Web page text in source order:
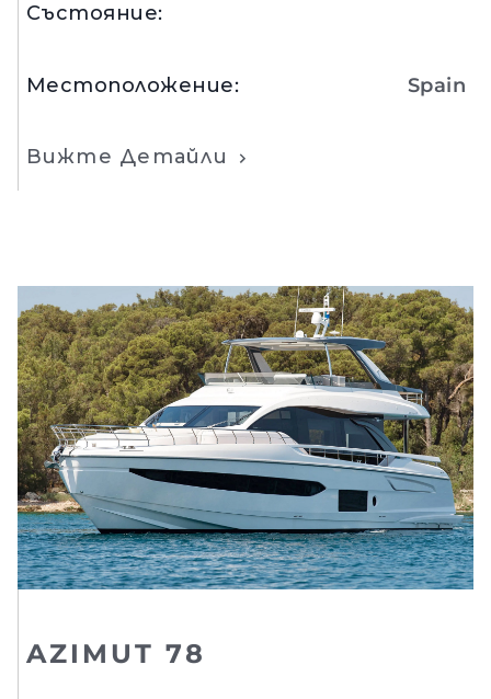
Състояние:
Местоположение: Spain
Вижте Детайли
AZIMUT 78